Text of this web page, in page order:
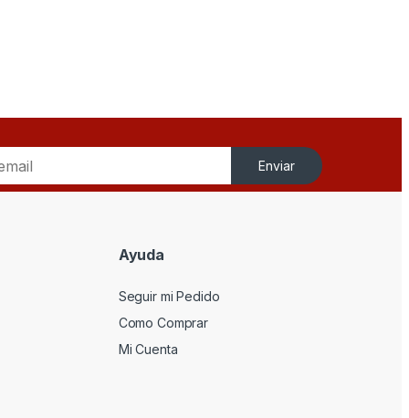
Enviar
Ayuda
Seguir mi Pedido
Como Comprar
Mi Cuenta